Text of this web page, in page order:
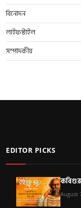
বিনোদন
লাইফস্টাইল
সম্পাদকীয়
EDITOR PICKS
কবিগুরু
August